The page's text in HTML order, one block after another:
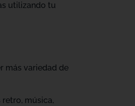
utilizando tu
más variedad de
música,